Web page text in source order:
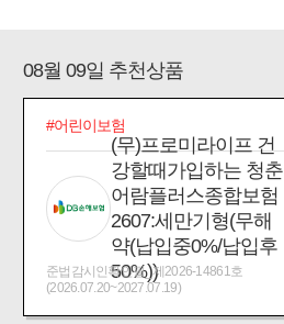
08월 09일 추천상품
#어린이보험
(무)프로미라이프 건
강할때가입하는 청춘
어람플러스종합보험
2607:세만기형(무해
약(납입중0%/납입후
50%))
준법감시인확인필_제2026-14861호
(2026.07.20~2027.07.19)